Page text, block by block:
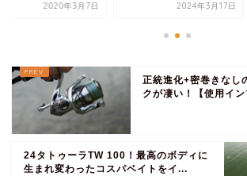
2020年3月7日 2024年3月17日
正統進化+密巻きなし
クが凄い！【使用イン
24タトゥーラTW 100！最高のボディに
生まれ変わったコスパベイトをイ...